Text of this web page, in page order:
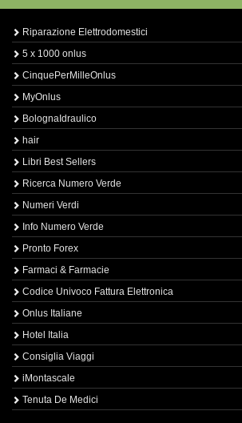
Riparazione Elettrodomestici
5 x 1000 onlus
CinquePerMilleOnlus
MyOnlus
BolognaIdraulico
hair
Libri Best Sellers
Ricerca Numero Verde
Numeri Verdi
Info Numero Verde
Pronto Forex
Farmaci & Farmacie
Codice Univoco Fattura Elettronica
Onlus Italiane
Hotel Italia
Consiglia Viaggi
iMontascale
Tenuta De Medici